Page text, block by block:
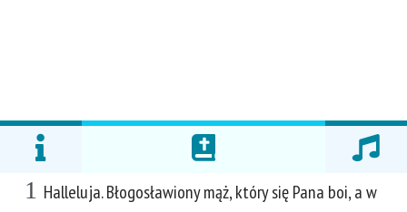
1 Halleluja. Błogosławiony mąż, który się Pana boi, a w